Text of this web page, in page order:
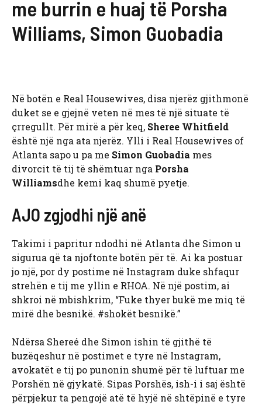
me burrin e huaj të Porsha
Williams, Simon Guobadia
Në botën e Real Housewives, disa njerëz gjithmonë
duket se e gjejnë veten në mes të një situate të
çrregullt. Për mirë a për keq, Sheree Whitfield
është një nga ata njerëz. Ylli i Real Housewives of
Atlanta sapo u pa me Simon Guobadia mes
divorcit të tij të shëmtuar nga Porsha
Williamsdhe kemi kaq shumë pyetje.
AJO zgjodhi një anë
Takimi i papritur ndodhi në Atlanta dhe Simon u
sigurua që ta njoftonte botën për të. Ai ka postuar
jo një, por dy postime në Instagram duke shfaqur
strehën e tij me yllin e RHOA. Në një postim, ai
shkroi në mbishkrim, “Fuke thyer bukë me miq të
mirë dhe besnikë. #shokët besnikë.”
Ndërsa Shereé dhe Simon ishin të gjithë të
buzëqeshur në postimet e tyre në Instagram,
avokatët e tij po punonin shumë për të luftuar me
Porshën në gjykatë. Sipas Porshës, ish-i i saj është
përpjekur ta pengojë atë të hyjë në shtëpinë e tyre